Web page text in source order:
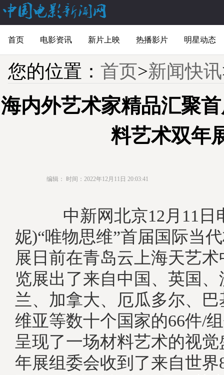
首页 电影资讯 新片上映 热播影片 明星动态
您的位置： 首页>新闻快讯
海内外艺术家精品汇聚
料艺术双年
编辑： 时间：2022年12月11日 20:03:41
中新网北京12月11日
妮)“唯物思维”首届国际当
展日前在青岛云上海天艺
览展出了来自中国、英国
兰、加拿大、厄瓜多尔、
维亚等数十个国家的66件/
呈现了一场材料艺术的
年展组委会收到了来自世界